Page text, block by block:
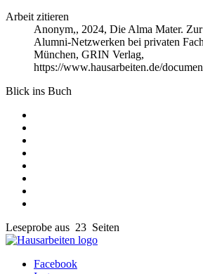
Arbeit zitieren
Anonym,, 2024, Die Alma Mater.
Alumni-Netzwerken bei privaten
München, GRIN Verlag,
https://www.hausarbeiten.de/
Blick ins Buch
Leseprobe aus 23 Seiten
Facebook